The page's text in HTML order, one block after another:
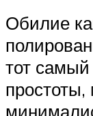
Обилие
тот